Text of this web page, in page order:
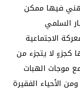
فيها ممكن
السلمي
الاجتماعية
كجزءٍ لا يتجزء من
موجات الهبات
الأحياء الفقيرة